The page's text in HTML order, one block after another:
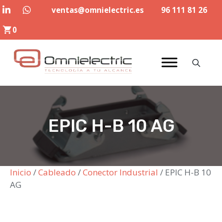
Saltar
contenido
ventas@omnielectric.es
96 111 81 26
0
EPIC H-B 10 AG
Inicio /Cableado /Conector Industrial / EPIC H-B 10
AG